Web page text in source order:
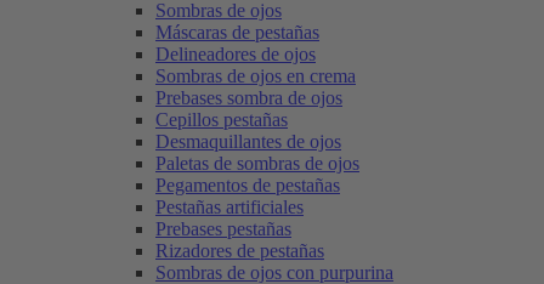
Sombras de ojos
Máscaras de pestañas
Delineadores de ojos
Sombras de ojos en crema
Prebases sombra de ojos
Cepillos pestañas
Desmaquillantes de ojos
Paletas de sombras de ojos
Pegamentos de pestañas
Pestañas artificiales
Prebases pestañas
Rizadores de pestañas
Sombras de ojos con purpurina